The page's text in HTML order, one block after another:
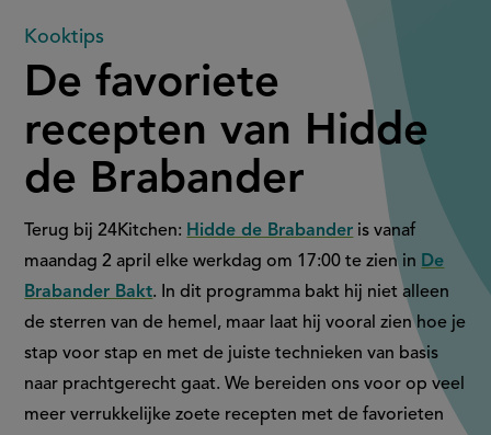
De
favoriete
recepten
van
Hidde
de
Brabander
Kooktips
De favoriete
recepten van Hidde
de Brabander
Terug bij 24Kitchen: Hidde de Brabander is vanaf
maandag 2 april elke werkdag om 17:00 te zien in De
Brabander Bakt. In dit programma bakt hij niet alleen
de sterren van de hemel, maar laat hij vooral zien hoe je
stap voor stap en met de juiste technieken van basis
naar prachtgerecht gaat. We bereiden ons voor op veel
meer verrukkelijke zoete recepten met de favorieten